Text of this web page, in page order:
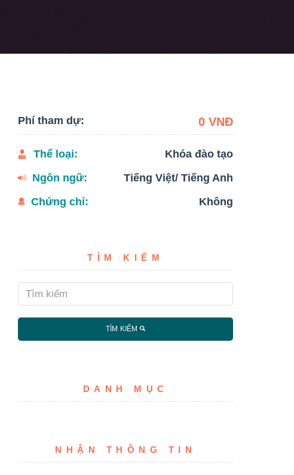
Phí tham dự: 0 VNĐ
Thể loại:
Khóa đào tạo
Ngôn ngữ:
Tiếng Việt/ Tiếng Anh
Chứng chỉ:
Không
TÌM KIẾM
TÌM KIẾM
DANH MỤC
NHẬN THÔNG TIN